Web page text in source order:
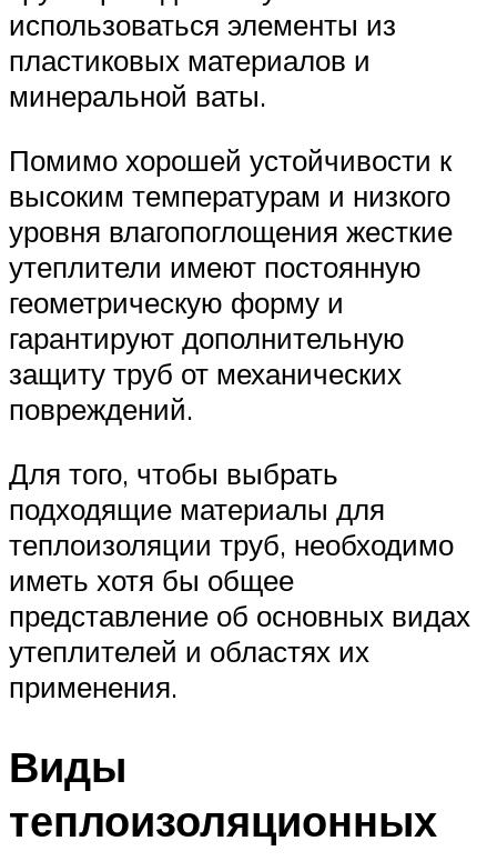
использоваться элементы из
пластиковых материалов и
минеральной ваты.
Помимо хорошей устойчивости к
высоким температурам и низкого
уровня влагопоглощения жесткие
утеплители имеют постоянную
геометрическую форму и
гарантируют дополнительную
защиту труб от механических
повреждений.
Для того, чтобы выбрать
подходящие материалы для
теплоизоляции труб, необходимо
иметь хотя бы общее
представление об основных видах
утеплителей и областях их
применения.
Виды
теплоизоляционных